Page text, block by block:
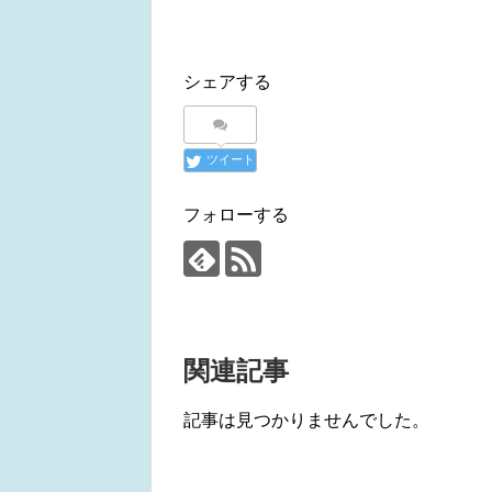
シェアする
ツイート
フォローする
関連記事
記事は見つかりませんでした。